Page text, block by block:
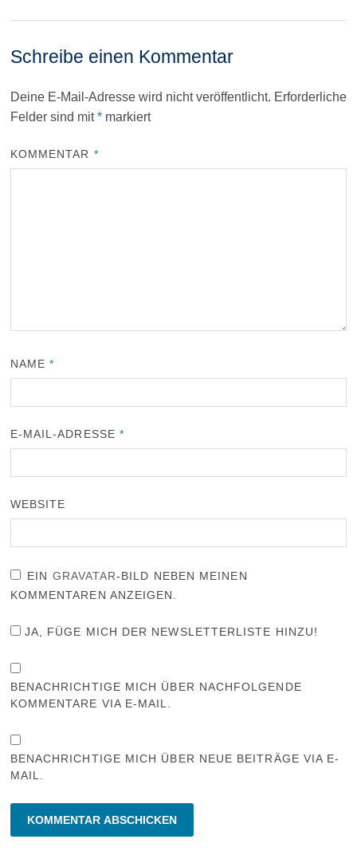
Schreibe einen Kommentar
Deine E-Mail-Adresse wird nicht veröffentlicht. Erforderliche
Felder sind mit*markiert
KOMMENTAR *
NAME*
E-MAIL-ADRESSE *
WEBSITE
EIN GRAVATAR-BILD NEBEN MEINEN
KOMMENTAREN ANZEIGEN.
JA, FÜGE MICH DER NEWSLETTERLISTE HINZU!
BENACHRICHTIGE MICH ÜBER NACHFOLGENDE
KOMMENTARE VIA E-MAIL.
BENACHRICHTIGE MICH ÜBER NEUE BEITRÄGE VIA E-
MAIL.